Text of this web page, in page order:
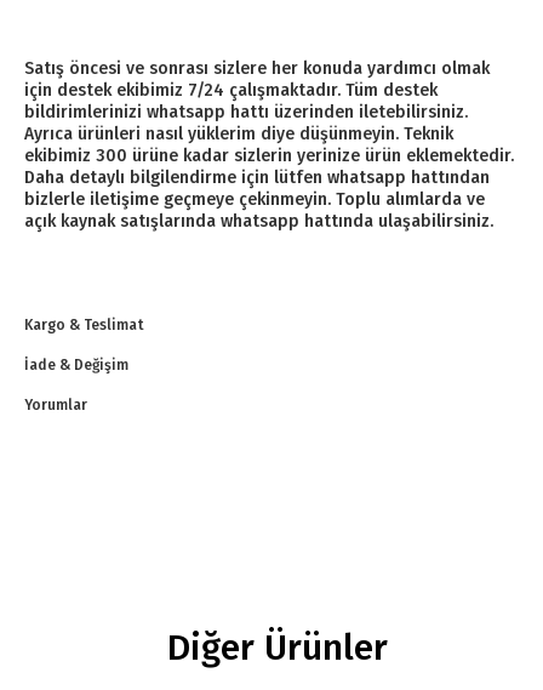
Satış öncesi ve sonrası sizlere her konuda yardımcı olmak
için destek ekibimiz 7/24 çalışmaktadır. Tüm destek
bildirimlerinizi whatsapp hattı üzerinden iletebilirsiniz.
Ayrıca ürünleri nasıl yüklerim diye düşünmeyin. Teknik
ekibimiz 300 ürüne kadar sizlerin yerinize ürün eklemektedir.
Daha detaylı bilgilendirme için lütfen whatsapp hattından
bizlerle iletişime geçmeye çekinmeyin. Toplu alımlarda ve
açık kaynak satışlarında whatsapp hattında ulaşabilirsiniz.
Kargo & Teslimat
İade & Değişim
Yorumlar
Diğer Ürünler